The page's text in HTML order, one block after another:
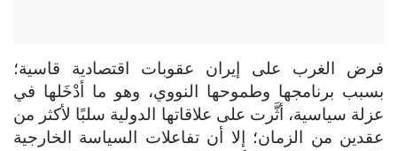
فرض الغرب على إيران عقوبات اقتصادية قاسية؛
بسبب برنامجها وطموحها النووي، وهو ما أدْخَلها في
عزلة سياسية، أثَّرت على علاقاتها الدولية سلبًا لأكثر من
عقدين من الزمان؛ إلا أن تفاعلات السياسة الخارجية